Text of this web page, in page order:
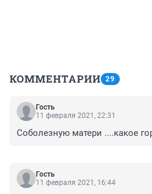
КОММЕНТАРИИ 29
Гость
11 февраля 2021, 22:31
Соболезную матери ....какое
Гость
11 февраля 2021, 16:44